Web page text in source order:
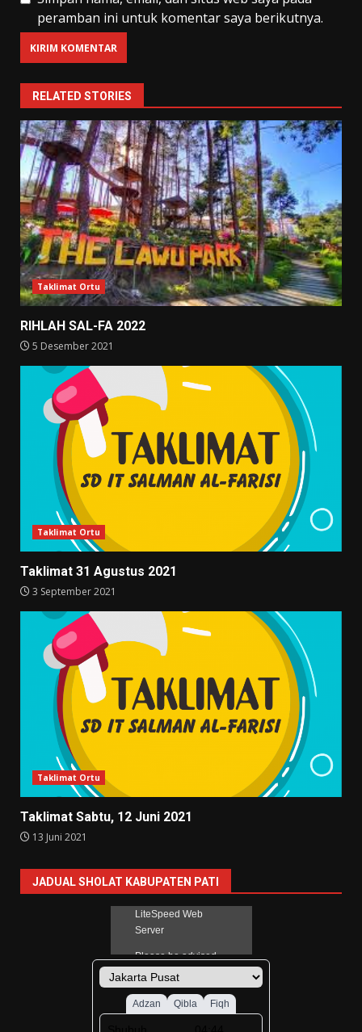
peramban ini untuk komentar saya berikutnya.
RELATED STORIES
Taklimat Ortu
RIHLAH SAL-FA 2022
5 Desember 2021
Taklimat Ortu
Taklimat 31 Agustus 2021
3 September 2021
Taklimat Ortu
Taklimat Sabtu, 12 Juni 2021
13 Juni 2021
JADUAL SHOLAT KABUPATEN PATI